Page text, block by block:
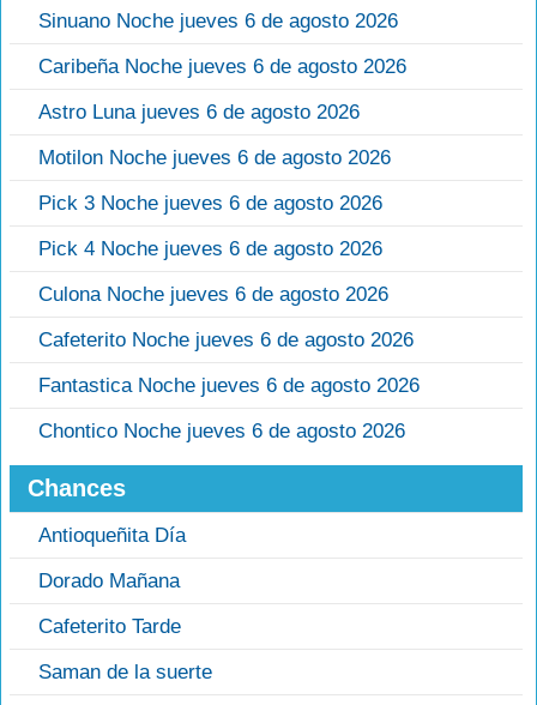
Sinuano Noche jueves 6 de agosto 2026
Caribeña Noche jueves 6 de agosto 2026
Astro Luna jueves 6 de agosto 2026
Motilon Noche jueves 6 de agosto 2026
Pick 3 Noche jueves 6 de agosto 2026
Pick 4 Noche jueves 6 de agosto 2026
Culona Noche jueves 6 de agosto 2026
Cafeterito Noche jueves 6 de agosto 2026
Fantastica Noche jueves 6 de agosto 2026
Chontico Noche jueves 6 de agosto 2026
Chances
Antioqueñita Día
Dorado Mañana
Cafeterito Tarde
Saman de la suerte